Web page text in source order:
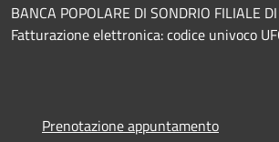
BANCA POPOLARE DI SONDRIO FILIALE
Fatturazione elettronica: codice univoco
Prenotazione appuntamento